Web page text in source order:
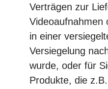
Verträgen zur
Videoaufnahmen
in einer
Versiegelung
wurde, oder für
Produkte, die